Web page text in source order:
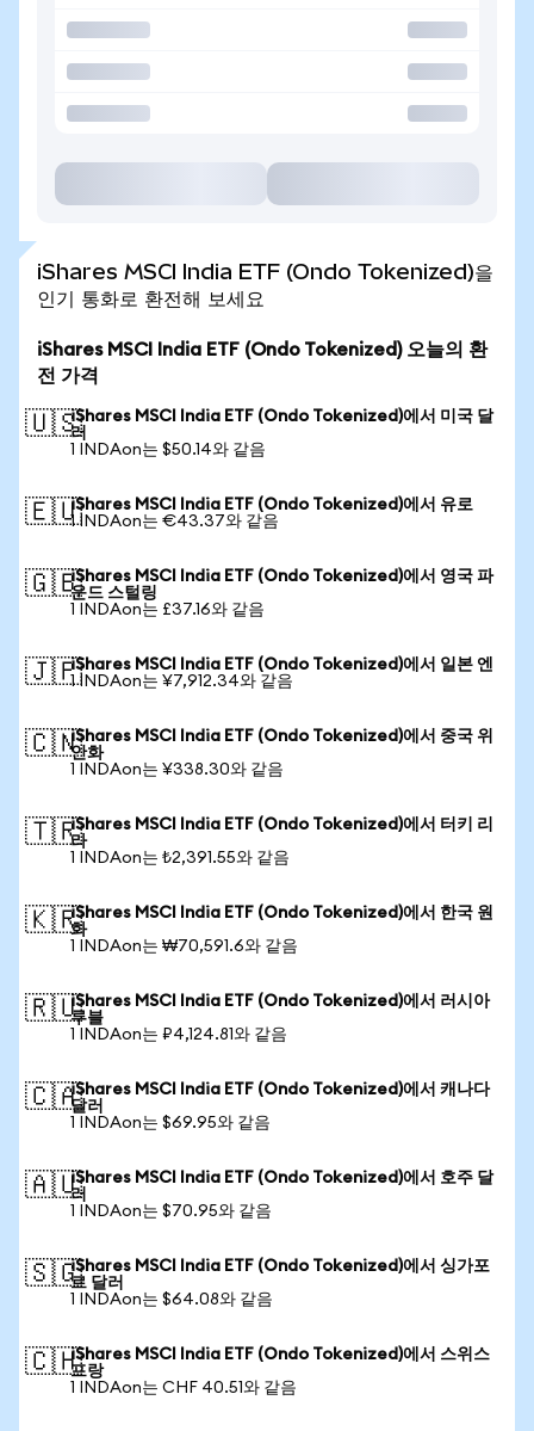
iShares MSCI India ETF (Ondo Tokenized)을
인기 통화로 환전해 보세요
iShares MSCI India ETF (Ondo Tokenized) 오늘의 환
전 가격
🇺🇸iShares MSCI India ETF (Ondo Tokenized)에서 미국 달
러
1 INDAon는 $50.14와 같음
🇪🇺iShares MSCI India ETF (Ondo Tokenized)에서 유로
1 INDAon는 €43.37와 같음
🇬🇧iShares MSCI India ETF (Ondo Tokenized)에서 영국 파
운드 스털링
1 INDAon는 £37.16와 같음
🇯🇵iShares MSCI India ETF (Ondo Tokenized)에서 일본 엔
1 INDAon는 ¥7,912.34와 같음
🇨🇳iShares MSCI India ETF (Ondo Tokenized)에서 중국 위
안화
1 INDAon는 ¥338.30와 같음
🇹🇷iShares MSCI India ETF (Ondo Tokenized)에서 터키 리
라
1 INDAon는 ₺2,391.55와 같음
🇰🇷iShares MSCI India ETF (Ondo Tokenized)에서 한국 원
화
1 INDAon는 ₩70,591.6와 같음
🇷🇺iShares MSCI India ETF (Ondo Tokenized)에서 러시아
루블
1 INDAon는 ₽4,124.81와 같음
🇨🇦iShares MSCI India ETF (Ondo Tokenized)에서 캐나다
달러
1 INDAon는 $69.95와 같음
🇦🇺iShares MSCI India ETF (Ondo Tokenized)에서 호주 달
러
1 INDAon는 $70.95와 같음
🇸🇬iShares MSCI India ETF (Ondo Tokenized)에서 싱가포
르 달러
1 INDAon는 $64.08와 같음
🇨🇭iShares MSCI India ETF (Ondo Tokenized)에서 스위스
프랑
1 INDAon는 CHF 40.51와 같음